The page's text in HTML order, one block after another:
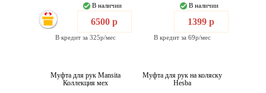
В наличии
6500 р
В кредит за 325р/мес
В наличии
1399 р
В кредит за 69р/мес
Муфта для рук Mansita
Коллекция мех
Муфта для рук на коляску
Hesba